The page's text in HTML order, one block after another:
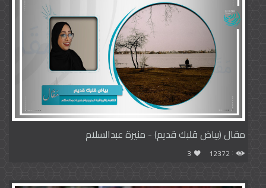
مقال (بياض قلبك قديم) - منيرة عبدالسلام
12372
3